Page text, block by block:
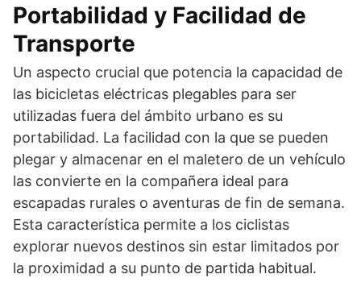
Portabilidad y Facilidad de
Transporte
Un aspecto crucial que potencia la capacidad de
las bicicletas eléctricas plegables para ser
utilizadas fuera del ámbito urbano es su
portabilidad. La facilidad con la que se pueden
plegar y almacenar en el maletero de un vehículo
las convierte en la compañera ideal para
escapadas rurales o aventuras de fin de semana.
Esta característica permite a los ciclistas
explorar nuevos destinos sin estar limitados por
la proximidad a su punto de partida habitual.